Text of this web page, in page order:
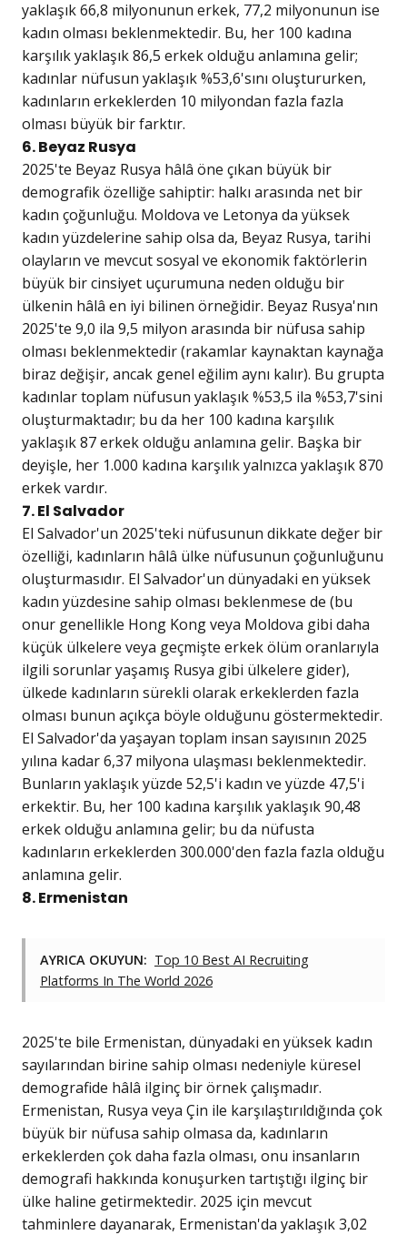
yaklaşık 66,8 milyonunun erkek, 77,2 milyonunun ise
kadın olması beklenmektedir. Bu, her 100 kadına
karşılık yaklaşık 86,5 erkek olduğu anlamına gelir;
kadınlar nüfusun yaklaşık %53,6'sını oluştururken,
kadınların erkeklerden 10 milyondan fazla fazla
olması büyük bir farktır.
6. Beyaz Rusya
2025'te Beyaz Rusya hâlâ öne çıkan büyük bir
demografik özelliğe sahiptir: halkı arasında net bir
kadın çoğunluğu. Moldova ve Letonya da yüksek
kadın yüzdelerine sahip olsa da, Beyaz Rusya, tarihi
olayların ve mevcut sosyal ve ekonomik faktörlerin
büyük bir cinsiyet uçurumuna neden olduğu bir
ülkenin hâlâ en iyi bilinen örneğidir. Beyaz Rusya'nın
2025'te 9,0 ila 9,5 milyon arasında bir nüfusa sahip
olması beklenmektedir (rakamlar kaynaktan kaynağa
biraz değişir, ancak genel eğilim aynı kalır). Bu grupta
kadınlar toplam nüfusun yaklaşık %53,5 ila %53,7'sini
oluşturmaktadır; bu da her 100 kadına karşılık
yaklaşık 87 erkek olduğu anlamına gelir. Başka bir
deyişle, her 1.000 kadına karşılık yalnızca yaklaşık 870
erkek vardır.
7. El Salvador
El Salvador'un 2025'teki nüfusunun dikkate değer bir
özelliği, kadınların hâlâ ülke nüfusunun çoğunluğunu
oluşturmasıdır. El Salvador'un dünyadaki en yüksek
kadın yüzdesine sahip olması beklenmese de (bu
onur genellikle Hong Kong veya Moldova gibi daha
küçük ülkelere veya geçmişte erkek ölüm oranlarıyla
ilgili sorunlar yaşamış Rusya gibi ülkelere gider),
ülkede kadınların sürekli olarak erkeklerden fazla
olması bunun açıkça böyle olduğunu göstermektedir.
El Salvador'da yaşayan toplam insan sayısının 2025
yılına kadar 6,37 milyona ulaşması beklenmektedir.
Bunların yaklaşık yüzde 52,5'i kadın ve yüzde 47,5'i
erkektir. Bu, her 100 kadına karşılık yaklaşık 90,48
erkek olduğu anlamına gelir; bu da nüfusta
kadınların erkeklerden 300.000'den fazla fazla olduğu
anlamına gelir.
8. Ermenistan
AYRICA OKUYUN: Top 10 Best AI Recruiting
Platforms In The World 2026
2025'te bile Ermenistan, dünyadaki en yüksek kadın
sayılarından birine sahip olması nedeniyle küresel
demografide hâlâ ilginç bir örnek çalışmadır.
Ermenistan, Rusya veya Çin ile karşılaştırıldığında çok
büyük bir nüfusa sahip olmasa da, kadınların
erkeklerden çok daha fazla olması, onu insanların
demografi hakkında konuşurken tartıştığı ilginç bir
ülke haline getirmektedir. 2025 için mevcut
tahminlere dayanarak, Ermenistan'da yaklaşık 3,02